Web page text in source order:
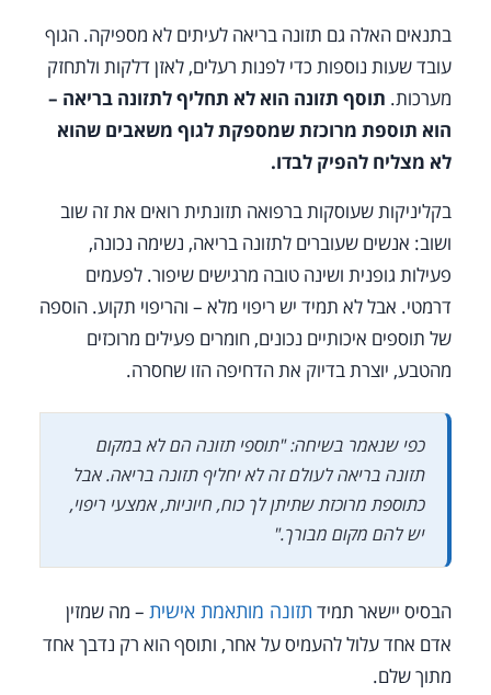
בתנאים האלה גם תזונה בריאה לעיתים לא מספיקה. הגוף
עובד שעות נוספות כדי לפנות רעלים, לאזן דלקות ולתחזק
מערכות. תוסף תזונה הוא לא תחליף לתזונה בריאה –
הוא תוספת מרוכזת שמספקת לגוף משאבים שהוא
לא מצליח להפיק לבדו.
בקליניקות שעוסקות ברפואה תזונתית רואים את זה שוב
ושוב: אנשים שעוברים לתזונה בריאה, נשימה נכונה,
פעילות גופנית ושינה טובה מרגישים שיפור. לפעמים
דרמטי. אבל לא תמיד יש ריפוי מלא – והריפוי תקוע. הוספה
של תוספים איכותיים נכונים, חומרים פעילים מרוכזים
מהטבע, יוצרת בדיוק את הדחיפה הזו שחסרה.
כפי שנאמר בשיחה: "תוספי תזונה הם לא במקום
תזונה בריאה לעולם זה לא יחליף תזונה בריאה. אבל
כתוספת מרוכזת שתיתן לך כוח, חיוניות, אמצעי ריפוי,
יש להם מקום מבורך."
הבסיס יישאר תמיד תזונה מותאמת אישית – מה שמזין
אדם אחד עלול להעמיס על אחר, ותוסף הוא רק נדבך אחד
מתוך שלם.